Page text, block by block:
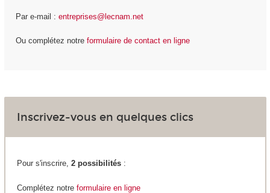
Par e-mail : entreprises@lecnam.net
Ou complétez notre formulaire de contact en ligne
Inscrivez-vous en quelques clics
Pour s'inscrire, 2 possibilités:
Complétez notre formulaire en ligne